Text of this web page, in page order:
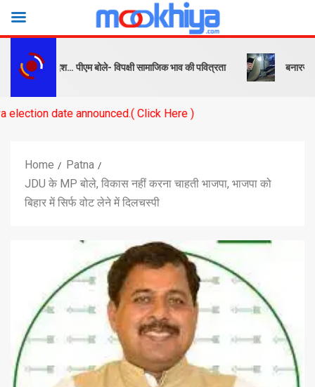
और संदेश… पीएम बोले- विपक्षी सामाजिक भाव की पवित्रता बनारस स्टेशन के
announced.( Click Here )
Home
Patna
JDU के MP बोले, विकास नहीं करना चाहती भाजपा, भाजपा को
बिहार में सिर्फ वोट लेने में दिलचस्पी